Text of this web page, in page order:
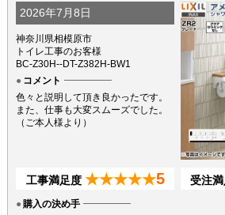
2026年7月8日
神奈川県相模原市
トイレ工事のお客様
BC-Z30H--DT-Z382H-BW1
コメント
色々と説明して頂き良かったです。
また、仕事も大変スムーズでした。
（ご本人様より）
工事満足度 ★★★★★5 受注
購入の決め手